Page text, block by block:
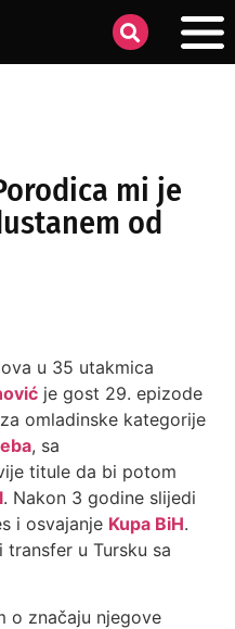
mi je
od
u 35 utakmica
je gost 29. epizode
omladinske kategorije
, sa
titule da bi potom
. Nakon 3 godine slijedi
i osvajanje Kupa BiH.
u Tursku sa
o značaju njegove